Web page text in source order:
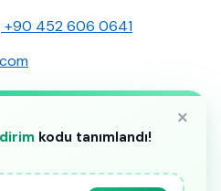
‪+90 452 606 0641
×
kodu tanımlandı!